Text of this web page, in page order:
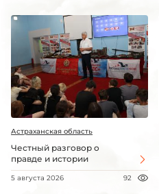
Астраханская область
Честный разговор о
правде и истории
5 августа 2026 92